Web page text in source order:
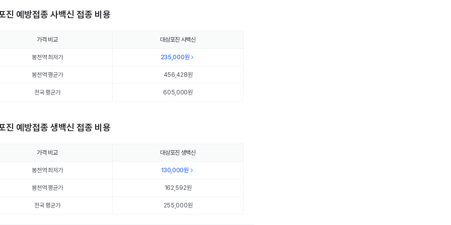
진 예방접종 사백신 접종 비용
가격 비교 대상포진 사백신
봉천역 최저가 235,000원
봉천역 평균가 456,428원
전국 평균가 605,000원
진 예방접종 생백신 접종 비용
가격 비교 대상포진 생백신
봉천역 최저가 130,000원
봉천역 평균가 162,592원
전국 평균가 255,000원